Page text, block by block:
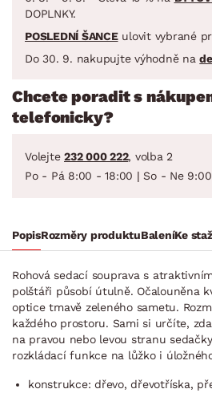
DOPLNKY.
POSLEDNÍ ŠANCEulovit vybrané
Do 30. 9. nakupujte výhodně na
Chcete poradit s
telefonicky?
Volejte 232 000 222, volba 2
Po - Pá 8:00 - 18:00 | So - Ne
PopisRozměry produktuBaleníKe
Rohová sedací souprava s
polštáři působí útulně. Očalouněna
optice tmavě zeleného sametu.
každého prostoru. Sami si určíte,
na pravou nebo levou stranu
rozkládací funkce na lůžko i
konstrukce: dřevo, dřevotříska,